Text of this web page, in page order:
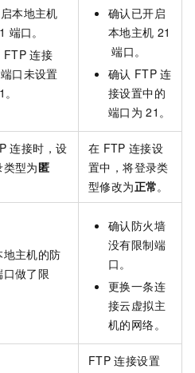
本地主机
端口。
FTP 连接
口未设置
确认已开启
本地主机 21
端口。
确认 FTP 连
接设置中的
端口为 21。
连接时，设
型为匿
在 FTP 连接设
置中，将登录类
型修改为正常。
地主机的防
口做了限
确认防火墙
没有限制端
口。
更换一条连
接云虚拟主
机的网络。
FTP 连接设置